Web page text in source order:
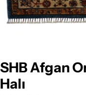
SHB Afgan
Halı